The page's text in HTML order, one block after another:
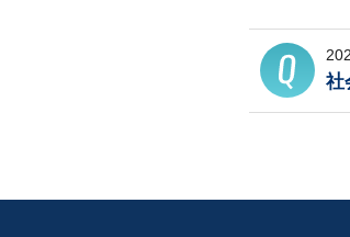
社